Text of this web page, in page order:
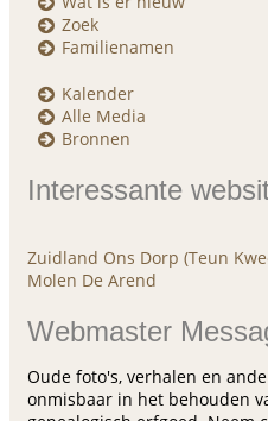
Zoek
Familienamen
Kalender
Alle Media
Bronnen
Interessante
Zuidland Ons Dorp (Teun
Molen De Arend
Webmaster
Oude foto's, verhalen en
onmisbaar in het behouden